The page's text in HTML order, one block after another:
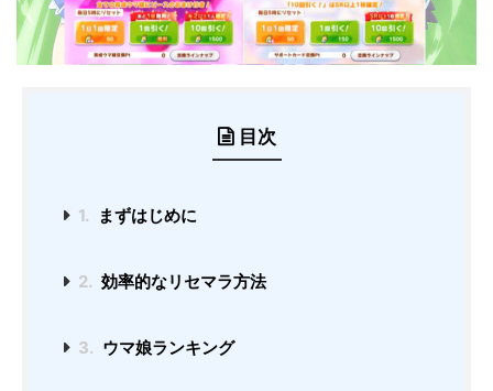
目次
1. まずはじめに
2. 効率的なリセマラ方法
3. ウマ娘ランキング